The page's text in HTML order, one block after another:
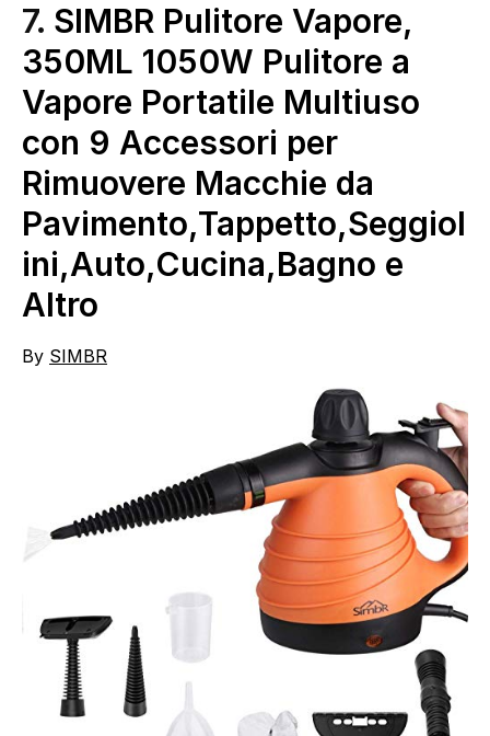
7. SIMBR Pulitore Vapore,
350ML 1050W Pulitore a
Vapore Portatile Multiuso
con 9 Accessori per
Rimuovere Macchie da
Pavimento,Tappetto,Seggiol
ini,Auto,Cucina,Bagno e
Altro
By SIMBR